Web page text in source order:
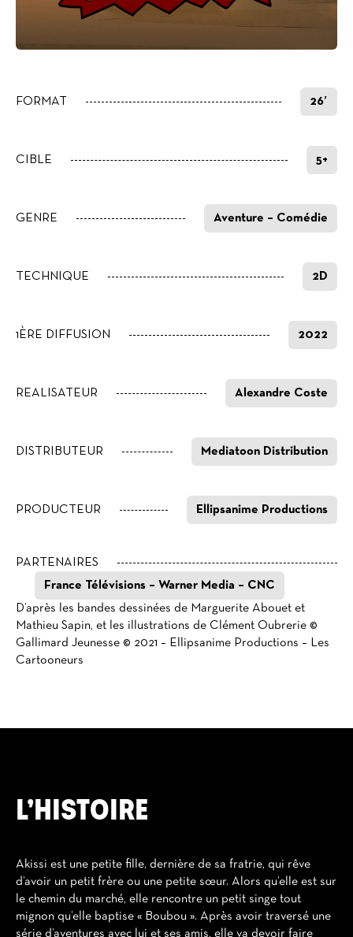
FORMAT 26′
CIBLE 5+
GENRE Aventure – Comédie
TECHNIQUE 2D
1ÈRE DIFFUSION 2022
REALISATEUR Alexandre Coste
DISTRIBUTEUR Mediatoon Distribution
PRODUCTEUR Ellipsanime Productions
PARTENAIRES
France Télévisions – Warner Media – CNC
D’après les bandes dessinées de Marguerite Abouet et
Mathieu Sapin, et les illustrations de Clément Oubrerie ©
Gallimard Jeunesse © 2021 – Ellipsanime Productions – Les
Cartooneurs
L’HISTOIRE
Akissi est une petite fille, dernière de sa fratrie, qui rêve
d’avoir un petit frère ou une petite sœur. Alors qu’elle est sur
le chemin du marché, elle rencontre un petit singe tout
mignon qu’elle baptise « Boubou ». Après avoir traversé une
série d’aventures avec lui et ses amis, elle va devoir faire